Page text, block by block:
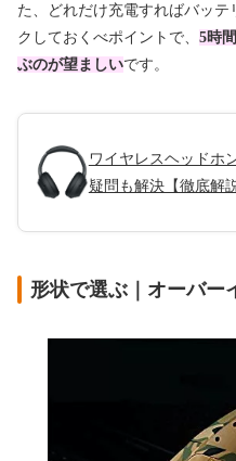
た、どれだけ充電すればバッ
クしておくべポイントで、 5時
ぶのが望ましいです。
ワイヤレスヘッドホ
疑問も解決【徹底解
形状で選ぶ｜オーバー